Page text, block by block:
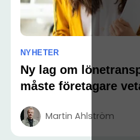
NYHETER
Ny lag om
måste företagare
Martin Ahlström